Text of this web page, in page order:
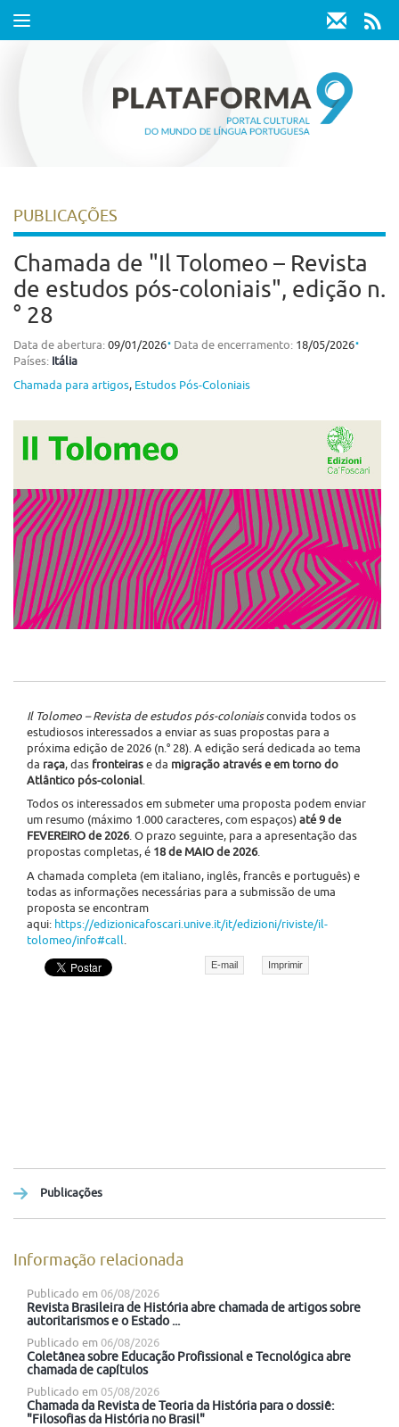
Toggle
PUBLICAÇÕES
Chamada de "Il Tolomeo – Revista
de estudos pós-coloniais", edição n.
° 28
Data de abertura: 09/01/2026⋅ Data de encerramento: 18/05/2026⋅
Países: Itália
Chamada para artigos, Estudos Pós-Coloniais
Il Tolomeo – Revista de estudos pós-coloniaisconvida todos os
estudiosos interessados a enviar as suas propostas para a
próxima edição de 2026 (n.° 28). A edição será dedicada ao tema
da raça, das fronteiras e da migração através e em torno do
Atlântico pós-colonial
Todos os interessados em submeter uma proposta podem enviar
um resumo (máximo 1.000 caracteres, com espaços) até 9 de
FEVEREIRO de 2026. O prazo seguinte, para a apresentação das
propostas completas, é 18 de MAIO de 2026.
A chamada completa (em italiano, inglês, francês e português) e
todas as informações necessárias para a submissão de uma
proposta se encontram
aqui: https://edizionicafoscari.unive.it/it/edizioni/riviste/il-
tolomeo/info#call
E-mail Imprimir
Publicações
Informação relacionada
Publicado em 06/08/2026
Revista Brasileira de História abre chamada de artigos sobre
autoritarismos e o Estado ...
Publicado em 06/08/2026
Coletânea sobre Educação Profissional e Tecnológica abre
chamada de capítulos
Publicado em 05/08/2026
Chamada da Revista de Teoria da História para o dossiê:
"Filosofias da História no Brasil"